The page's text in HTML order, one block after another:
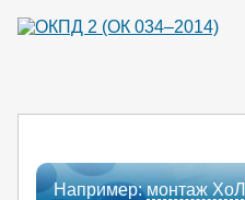
Например:монтаж